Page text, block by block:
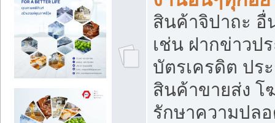
สินค้าจิปาถะ อื่
เช่น ฝากข่าวป
บัตรเครดิต ปร
สินค้าขายส่ง
รักษาความปล